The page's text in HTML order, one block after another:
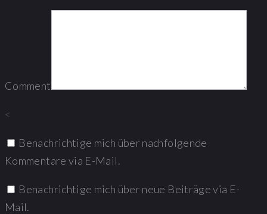
Comment
<
Benachrichtige mich über nachfolgende
Kommentare via E-Mail.
Benachrichtige mich über neue Beiträge via E-
Mail.